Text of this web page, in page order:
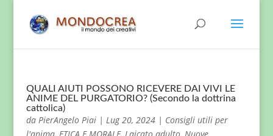
QUALI AIUTI POSSONO RICEVERE DAI VIVI LE
ANIME DEL PURGATORIO? (Secondo la dottrina
cattolica)
da PierAngelo Piai| Lug 20, 2024| Consigli utili per